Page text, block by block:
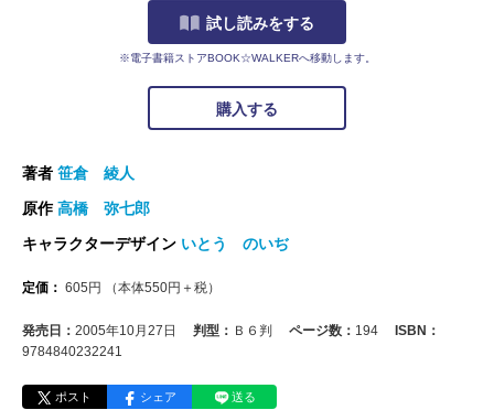
試し読みをする
※電子書籍ストアBOOK☆WALKERへ移動します。
購入する
著者 笹倉 綾人
原作高橋 弥七郎
キャラクターデザイン いとう のいぢ
定価： 605 円 （本体550円＋税）
発売日： 2005年10月27日 判型： Ｂ６判 ページ数： 194
ISBN：
9784840232241
ポスト シェア 送る